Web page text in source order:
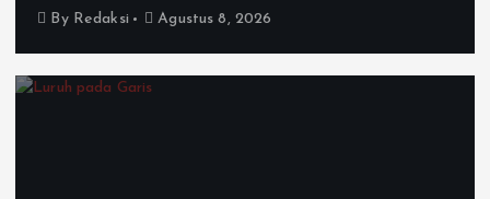
By Redaksi Agustus 8, 2026